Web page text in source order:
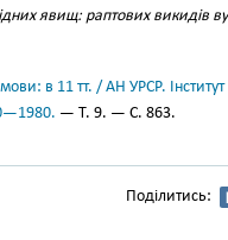
явищ: раптових викидів
в 11 тт. / АН УРСР.
— Т. 9. — С. 863.
Поділитись: